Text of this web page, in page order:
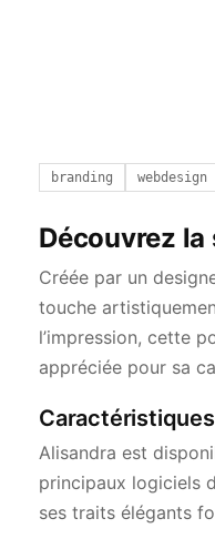
branding webdesign
Découvrez
Créée par un
touche
l’impression, cette
appréciée pour sa
Alisandra est
principaux logiciels
ses traits élégants